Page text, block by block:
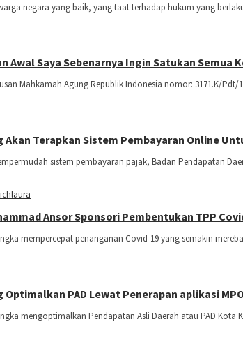
negara yang baik, yang taat terhadap hukum yang
Awal Saya Sebenarnya Ingin Satukan Semua
Mahkamah Agung Republik Indonesia nomor: 3171.K/Pdt/
Akan Terapkan Sistem Pembayaran Online
sistem pembayaran pajak, Badan Pendapatan
Ansor Sponsori Pembentukan TPP
mempercepat penanganan Covid-19 yang semakin
Optimalkan PAD Lewat Penerapan aplikasi
mengoptimalkan Pendapatan Asli Daerah atau PAD Kota